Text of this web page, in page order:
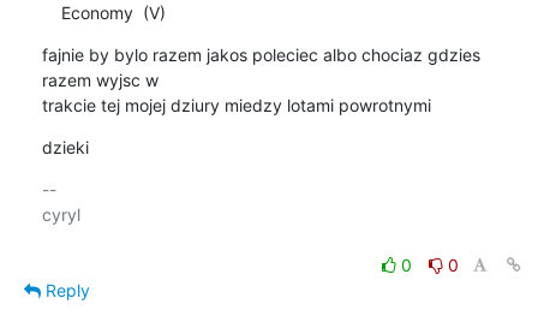
    Economy  (V)
fajnie by bylo razem jakos poleciec albo chociaz gdzies
razem wyjsc w
trakcie tej mojej dziury miedzy lotami powrotnymi
dzieki
--
cyryl
0
0
Reply